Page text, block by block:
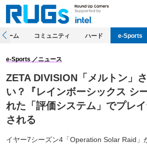
ホーム コミュニティ ハード e-Sports
ZETA DIVISION「メルトン」
い？『レインボーシックス シ
れた「評価システム」でプレ
される
イヤー7シーズン4「Operation Solar Raid」
e-Sports ニュース